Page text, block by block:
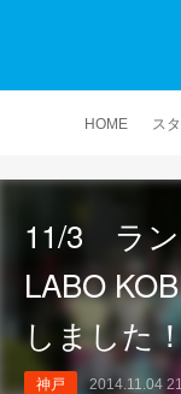
HOME ス
11/3 ラン
LABO
しました
神戸 2014.11.04